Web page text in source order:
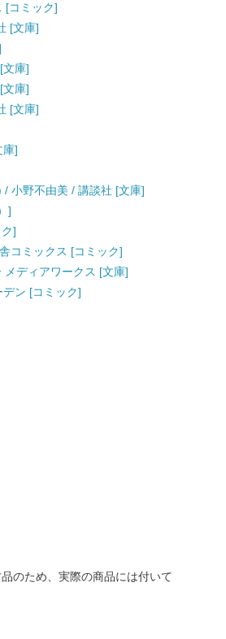
[コミック]
[文庫]
文庫]
文庫]
[文庫]
庫]
小野不由美 / 講談社 [文庫]
]
]
コミックス [コミック]
ディアワークス [文庫]
ン [コミック]
のため、実際の商品には付いて